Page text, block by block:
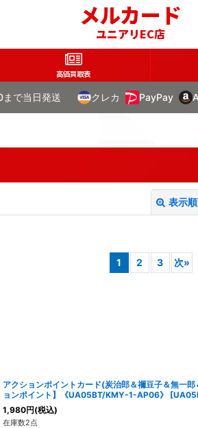
メルカード
ユニアリEC店
高価買取表
で当日発送 クレカ PayPay
表示
1 2 3 次»
アクションポイントカード(炭治郎＆禰豆子＆無一
ョンポイント】《UA05BT/KMY-1-AP06》
[
1,980円(税込)
在庫数2点